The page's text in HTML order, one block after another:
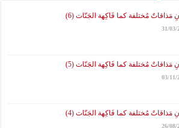
مَذاقاتٌ مُختلفة كما فَاكِهة الجَنّات (6)
31/03/
مَذاقاتٌ مُختلفة كما فَاكِهة الجَنّات (5)
03/11/
مَذاقاتٌ مُختلفة كما فَاكِهة الجَنّات (4)
26/08/